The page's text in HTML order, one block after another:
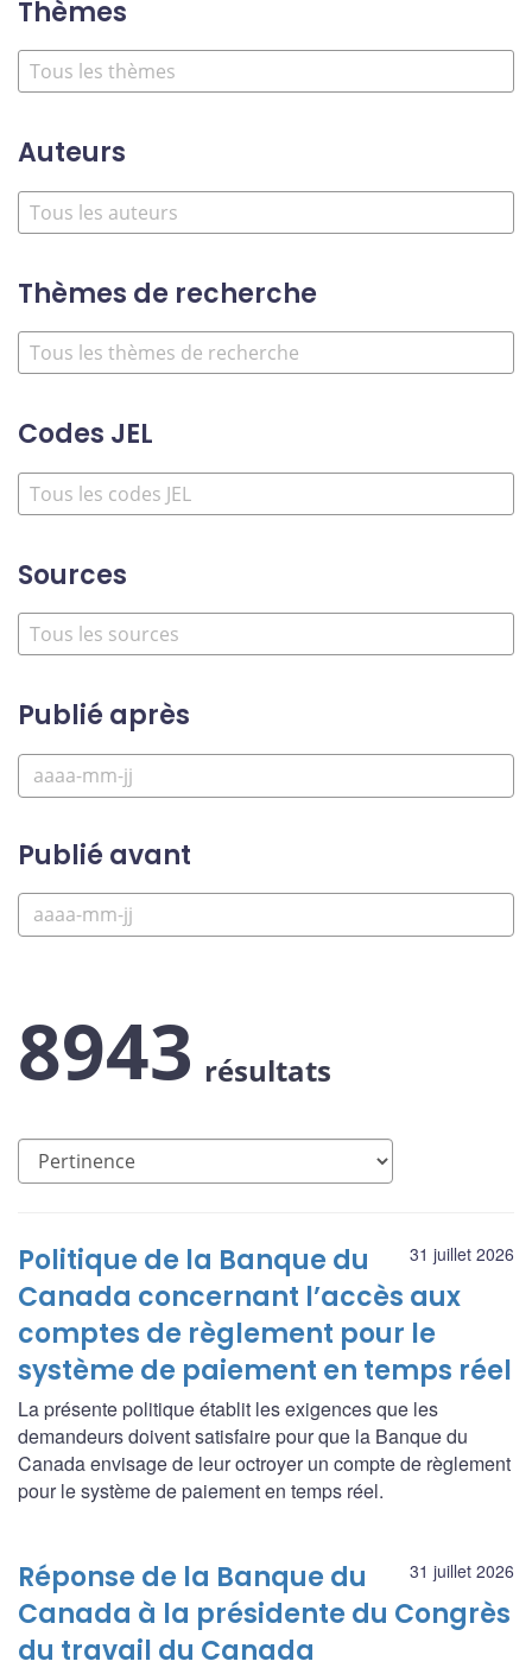
Thèmes
Auteurs
Thèmes de recherche
Codes JEL
Sources
Publié après
Publié avant
8943 résultats
31 juillet 2026
Politique de la Banque du
Canada concernant l’accès aux
comptes de règlement pour le
système de paiement en temps réel
La présente politique établit les exigences que les
demandeurs doivent satisfaire pour que la Banque du
Canada envisage de leur octroyer un compte de règlement
pour le système de paiement en temps réel.
31 juillet 2026
Réponse de la Banque du
Canada à la présidente du Congrès
du travail du Canada